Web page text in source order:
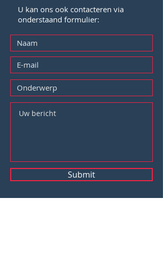
U kan ons ook contacteren via
onderstaand formulier:
Submit